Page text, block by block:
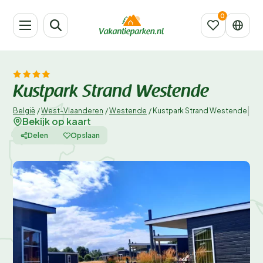
Kustpark Strand Westende
België /West-Vlaanderen /Westende / Kustpark Strand Westende
Bekijk op kaart
Delen Opslaan